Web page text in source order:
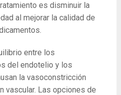
es disminuir la
al mejorar la calidad de
entre los
del endotelio y los
la vasoconstricción
vascular. Las opciones de